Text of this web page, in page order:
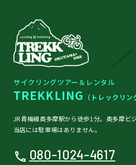
サイクリングツアー＆レンタル
TREKKLING （トレックリン
JR青梅線奥多摩駅から徒歩1分。奥多摩ビ
当店には駐車場はありません。
080-1024-4617